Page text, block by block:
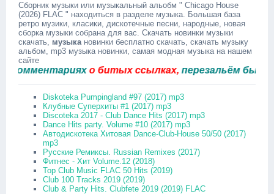
Сборник музыки или музыкальный альобм " Chicago House
(2026) FLAC " находиться в разделе музыка. Большая база
ретро музики, класики, дискотечные песни, народные, новая
сборка музыки собрана для вас. Скачать новинки музыки
скачать, музыкановинки бесплатно скачать, скачать музыку
альбом, mp3 музыка новинки, самая модная музыка на нашем
сайте
о битых ссылках,перезальём быстро.
Diskoteka Pumpingland #97 (2017) mp3
Клубные Суперхиты #1 (2017) mp3
Discoteka 2017 - Club Dance Hits (2017) mp3
Dance Hits party. Volume #10 (2017) mp3
Автодискотека Хитовая Dance-Club-House 50/50 (2017)
mp3
Русские Ремиксы. Russian Remixes (2017)
Фитнес - Хит Volume.12 (2018)
Top Club Music FLAC 50 Hits (2019)
Club 100 Tracks 2019 (2019)
Club & Party Hits. Clubfete 2019 (2019) FLAC